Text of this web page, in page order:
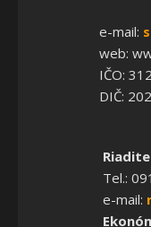
e-mail:
web:
IČO:
DIČ:
Tel.:
e-mail: